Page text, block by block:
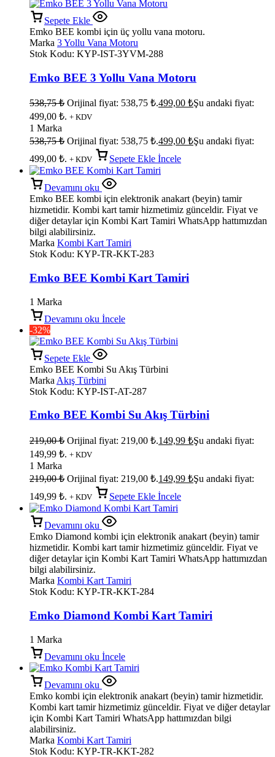
Sepete Ekle
Emko BEE kombi için üç yollu vana motoru.
Marka 3 Yollu Vana Motoru
Stok Kodu: KYP-IST-3YVM-288
Emko BEE 3 Yollu Vana Motoru
538,75₺ Orijinal fiyat: 538,75 ₺.499,00 ₺Şu andaki fiyat:
499,00 ₺. + KDV
1 Marka
538,75₺ Orijinal fiyat: 538,75 ₺.499,00 ₺Şu andaki fiyat:
499,00 ₺. + KDV Sepete Ekle İncele
Devamını oku
Emko BEE kombi için elektronik anakart (beyin) tamir
hizmetidir. Kombi kart tamir hizmetimiz günceldir. Fiyat ve
diğer detaylar için Kombi Kart Tamiri WhatsApp hattımızdan
bilgi alabilirsiniz.
Marka Kombi Kart Tamiri
Stok Kodu: KYP-TR-KKT-283
Emko BEE Kombi Kart Tamiri
1 Marka
Devamını oku İncele
-32%
Sepete Ekle
Emko BEE Kombi Su Akış Türbini
Marka Akış Türbini
Stok Kodu: KYP-IST-AT-287
Emko BEE Kombi Su Akış Türbini
219,00₺ Orijinal fiyat: 219,00 ₺.149,99 ₺Şu andaki fiyat:
149,99 ₺. + KDV
1 Marka
219,00₺ Orijinal fiyat: 219,00 ₺.149,99 ₺Şu andaki fiyat:
149,99 ₺. + KDV Sepete Ekle İncele
Devamını oku
Emko Diamond kombi için elektronik anakart (beyin) tamir
hizmetidir. Kombi kart tamir hizmetimiz günceldir. Fiyat ve
diğer detaylar için Kombi Kart Tamiri WhatsApp hattımızdan
bilgi alabilirsiniz.
Marka Kombi Kart Tamiri
Stok Kodu: KYP-TR-KKT-284
Emko Diamond Kombi Kart Tamiri
1 Marka
Devamını oku İncele
Devamını oku
Emko kombi için elektronik anakart (beyin) tamir hizmetidir.
Kombi kart tamir hizmetimiz günceldir. Fiyat ve diğer detaylar
için Kombi Kart Tamiri WhatsApp hattımızdan bilgi
alabilirsiniz.
Marka Kombi Kart Tamiri
Stok Kodu: KYP-TR-KKT-282